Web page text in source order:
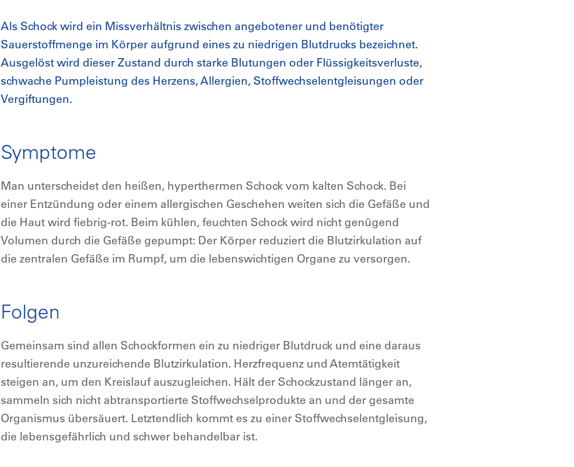
Als Schock wird ein Missverhältnis zwischen angebotener und benötigter
Sauerstoffmenge im Körper aufgrund eines zu niedrigen Blutdrucks bezeichnet.
Ausgelöst wird dieser Zustand durch starke Blutungen oder Flüssigkeitsverluste,
schwache Pumpleistung des Herzens, Allergien, Stoffwechselentgleisungen oder
Vergiftungen.
Symptome
Man unterscheidet den heißen, hyperthermen Schock vom kalten Schock. Bei
einer Entzündung oder einem allergischen Geschehen weiten sich die Gefäße und
die Haut wird fiebrig-rot. Beim kühlen, feuchten Schock wird nicht genügend
Volumen durch die Gefäße gepumpt: Der Körper reduziert die Blutzirkulation auf
die zentralen Gefäße im Rumpf, um die lebenswichtigen Organe zu versorgen.
Folgen
Gemeinsam sind allen Schockformen ein zu niedriger Blutdruck und eine daraus
resultierende unzureichende Blutzirkulation. Herzfrequenz und Atemtätigkeit
steigen an, um den Kreislauf auszugleichen. Hält der Schockzustand länger an,
sammeln sich nicht abtransportierte Stoffwechselprodukte an und der gesamte
Organismus übersäuert. Letztendlich kommt es zu einer Stoffwechselentgleisung,
die lebensgefährlich und schwer behandelbar ist.